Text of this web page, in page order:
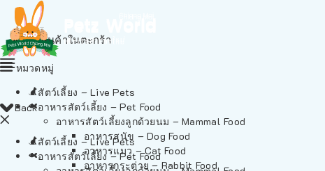
ไม่มีสินค้าในตะกร้า
Back
สัตว์เลี้ยง – Live Pets
อาหารสัตว์เลี้ยง – Pet Food
หมวดหมู่
สัตว์เลี้ยง – Live Pets
อาหารสัตว์เลี้ยง – Pet Food
อาหารสัตว์เลี้ยงลูกด้วยนม – Mammal Food
อาหารสุนัข – Dog Food
อาหารแมว – Cat Food
อาหารกระต่าย – Rabbit Food